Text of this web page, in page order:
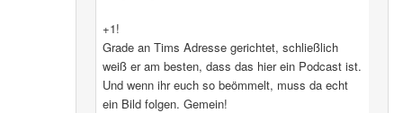
+1!
Grade an Tims Adresse gerichtet, schließlich
weiß er am besten, dass das hier ein Podcast ist.
Und wenn ihr euch so beömmelt, muss da echt
ein Bild folgen. Gemein!